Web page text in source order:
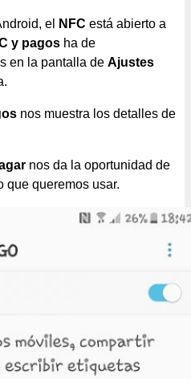
el NFC está abierto a
y pagos ha de
en la pantalla de Ajustes
nos muestra los detalles de
nos da la oportunidad de
que queremos usar.